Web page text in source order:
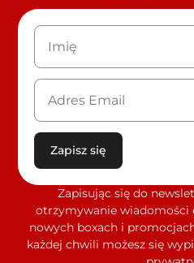
Zapisz się
Zapisując się do
otrzymywanie
nowych boxach i
każdej chwili możesz się